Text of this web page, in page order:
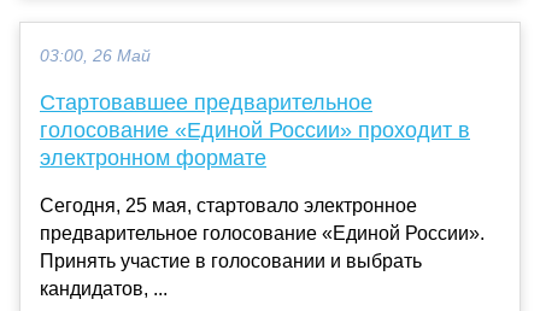
03:00, 26 Май
Стартовавшее предварительное
голосование «Единой России» проходит в
электронном формате
Сегодня, 25 мая, стартовало электронное
предварительное голосование «Единой России».
Принять участие в голосовании и выбрать
кандидатов, ...